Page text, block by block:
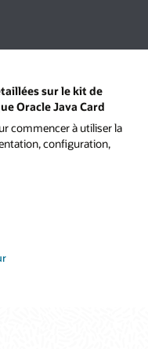
sur le kit de
Oracle Java Card
commencer à utiliser la
configuration,